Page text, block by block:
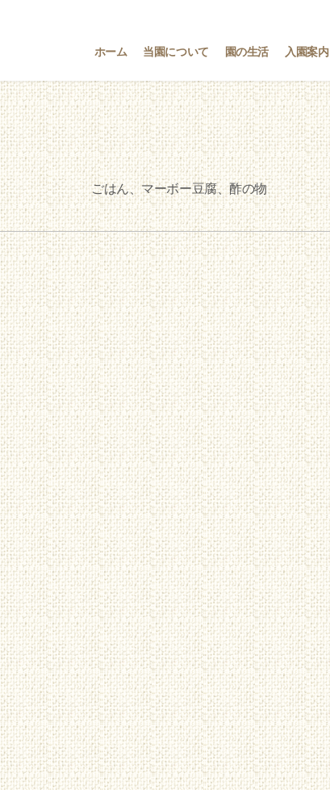
ホーム 当園について 園の生活 入園案内
ごはん、マーボー豆腐、酢の物